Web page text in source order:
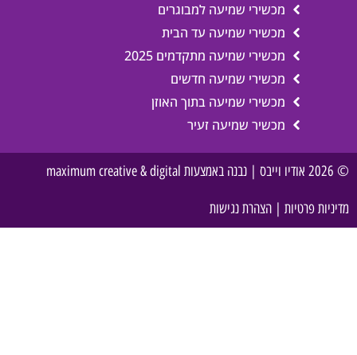
מכשירי שמיעה למבוגרים
מכשירי שמיעה עד הבית
מכשירי שמיעה מתקדמים 2025
מכשירי שמיעה חדשים
מכשירי שמיעה בתוך האוזן
מכשיר שמיעה זעיר
© 2026 אודיו וייבס | נבנה באמצעות maximum creative & digital
מדיניות פרטיות | הצהרת נגישות